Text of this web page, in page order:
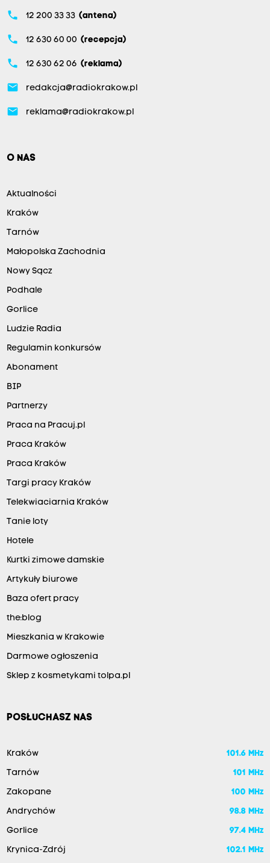
phone 12 200 33 33 (antena)
phone 12 630 60 00 (recepcja)
phone 12 630 62 06 (reklama)
email redakcja@radiokrakow.pl
email reklama@radiokrakow.pl
O NAS
Aktualności
Kraków
Tarnów
Małopolska Zachodnia
Nowy Sącz
Podhale
Gorlice
Ludzie Radia
Regulamin konkursów
Abonament
BIP
Partnerzy
Praca na Pracuj.pl
Praca Kraków
Praca Kraków
Targi pracy Kraków
Telekwiaciarnia Kraków
Tanie loty
Hotele
Kurtki zimowe damskie
Artykuły biurowe
Baza ofert pracy
the:blog
Mieszkania w Krakowie
Darmowe ogłoszenia
Sklep z kosmetykami tolpa.pl
POSŁUCHASZ NAS
Kraków 101.6 MHz
Tarnów 101 MHz
Zakopane 100 MHz
Andrychów 98.8 MHz
Gorlice 97.4 MHz
Krynica-Zdrój 102.1 MHz